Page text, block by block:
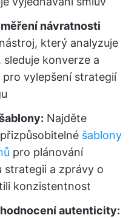
návratnosti
který analyzuje
konverze a
vylepšení strategií
Najděte
šablony
pro plánování
strategii a zprávy o
konzistentnost
autenticity: